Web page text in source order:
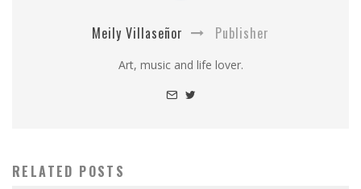
Meily Villaseñor Publisher
Art, music and life lover.
RELATED POSTS